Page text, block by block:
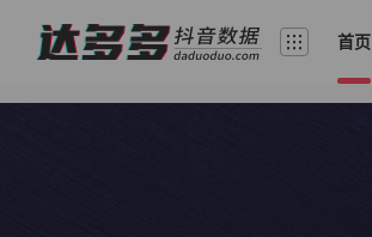
首页